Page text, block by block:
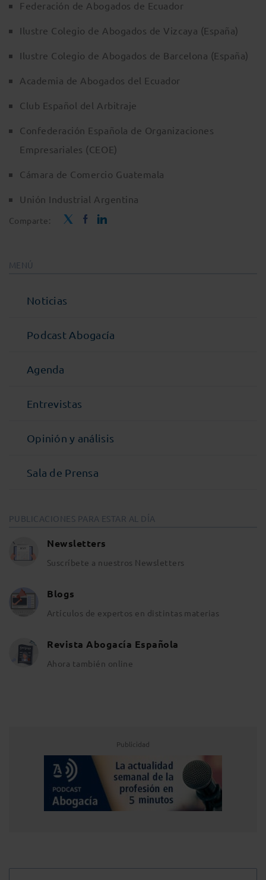
Federación de Abogados de Ecuador
Ilustre Colegio de Abogados de Vizcaya (España)
Ilustre Colegio de Abogados de Barcelona (España)
Academia de Abogados del Ecuador
Club Español del Arbitraje
Confederación Española de Organizaciones
Empresariales (CEOE)
Cámara de Comercio Guatemala
Unión Industrial Argentina
Comparte:
MENÚ
Noticias
Podcast Abogacía
Agenda
Entrevistas
Opinión y análisis
Sala de Prensa
PUBLICACIONES PARA ESTAR AL DÍA
Newsletters
Suscríbete a nuestros Newsletters
Blogs
Artículos de expertos en distintas materias
Revista Abogacía Española
Ahora también online
Publicidad